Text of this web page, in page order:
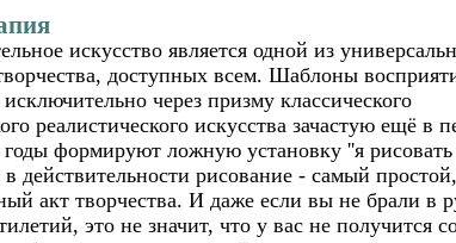
искусство является одной из
доступных всем. Шаблоны
через призму классического
реалистического искусства зачастую ещё в
формируют ложную установку ''я
действительности рисование - самый
акт творчества. И даже если вы не брали в
это не значит, что у вас не получится